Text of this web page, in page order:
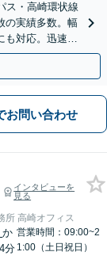
ス・高崎環状線
の実績多数。幅
も対応。迅速対
可】
お問い合わせ
インタビューを
見る
所 高崎オフィス
か
分
営業時間：09:00~2
1:00（土日祝日）